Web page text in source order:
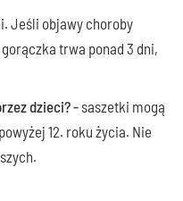
Jeśli objawy choroby
trwa ponad 3 dni,
dzieci? - saszetki mogą
12. roku życia. Nie